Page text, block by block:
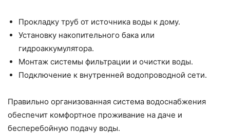
Прокладку труб от источника воды к дому.
Установку накопительного бака или
гидроаккумулятора.
Монтаж системы фильтрации и очистки воды.
Подключение к внутренней водопроводной сети.
Правильно организованная система водоснабжения
обеспечит комфортное проживание на даче и
бесперебойную подачу воды.